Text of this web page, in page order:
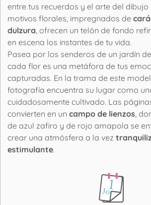
entre tus recuerdos y el arte del dibujo
motivos florales, impregnados de
dulzura , ofrecen un telón de fondo
en escena los instantes de tu vida.
Pasea por los senderos de un jardín
cada flor es una metáfora de tus
capturadas. En la trama de este
fotografía encuentra su lugar como
cuidadosamente cultivado. Las
convierten en un campo de lienzos ,
de azul zafiro y de rojo amapola se
crear una atmósfera a la vez
estimulante.